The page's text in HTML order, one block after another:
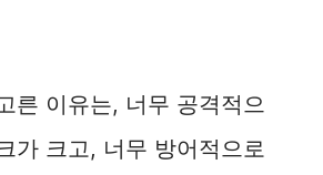
른 이유는, 너무 공격적으
가 크고, 너무 방어적으로